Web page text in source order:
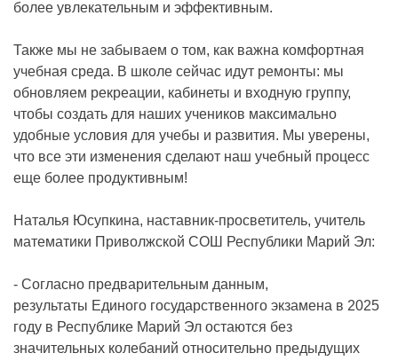
более увлекательным и эффективным.
Также мы не забываем о том, как важна комфортная
учебная среда. В школе сейчас идут ремонты: мы
обновляем рекреации, кабинеты и входную группу,
чтобы создать для наших учеников максимально
удобные условия для учебы и развития. Мы уверены,
что все эти изменения сделают наш учебный процесс
еще более продуктивным!
Наталья Юсупкина, наставник-просветитель, учитель
математики Приволжской СОШ Республики Марий Эл:
- Согласно предварительным данным,
результаты Единого государственного экзамена в 2025
году в Республике Марий Эл остаются без
значительных колебаний относительно предыдущих